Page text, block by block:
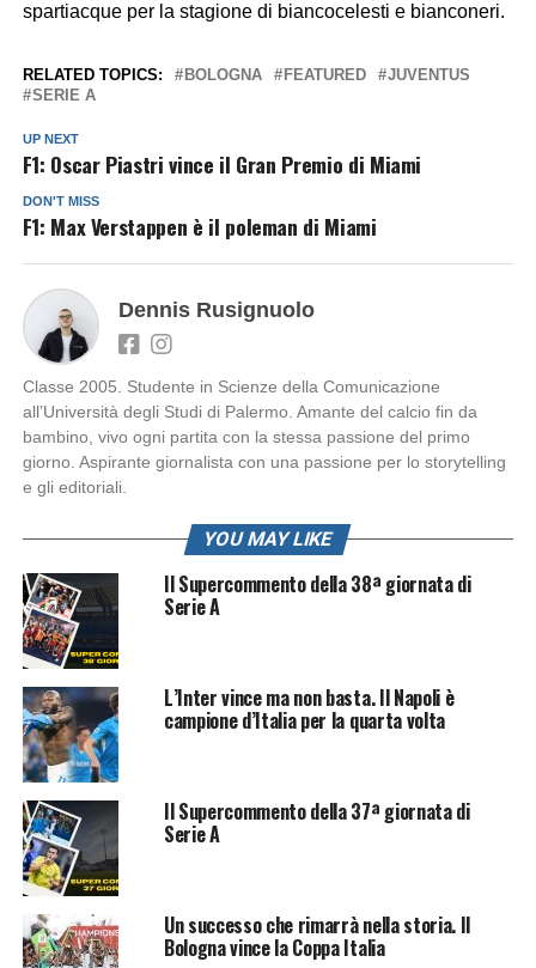
spartiacque per la stagione di biancocelesti e bianconeri.
RELATED TOPICS: BOLOGNA FEATURED
JUVENTUS
SERIE A
UP NEXT
F1: Oscar Piastri vince il Gran Premio di Miami
DON'T MISS
F1: Max Verstappen è il poleman di Miami
Dennis Rusignuolo
Classe 2005. Studente in Scienze della Comunicazione
all’Università degli Studi di Palermo. Amante del calcio fin da
bambino, vivo ogni partita con la stessa passione del primo
giorno. Aspirante giornalista con una passione per lo storytelling
e gli editoriali.
YOU MAY LIKE
Il Supercommento della 38ª giornata di
Serie A
L’Inter vince ma non basta. Il Napoli è
campione d’Italia per la quarta volta
Il Supercommento della 37ª giornata di
Serie A
Un successo che rimarrà nella storia. Il
Bologna vince la Coppa Italia